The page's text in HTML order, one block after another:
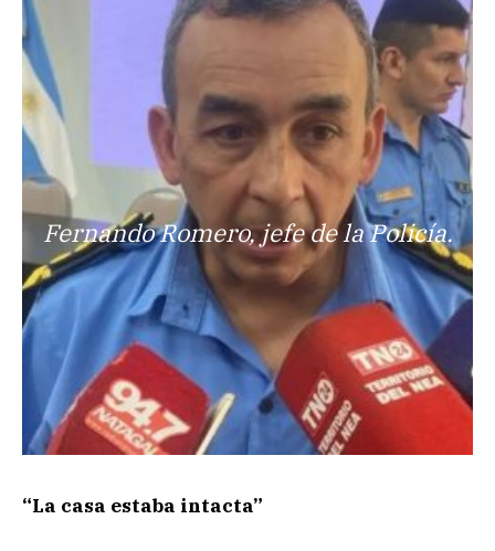
Fernando Romero, jefe de la Policía.
“La casa estaba intacta”